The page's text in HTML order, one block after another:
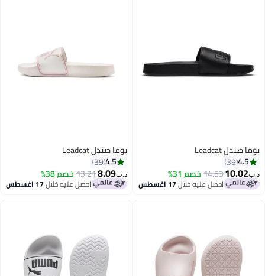
بوما صندل Leadcat
4.5
39
د.ب‏10.02
14.53خصم 31%
احصل عليه خلال17 اغسطس
بوما صندل Leadcat
4.5
39
د.ب‏8.09
13.21خصم 38%
احصل عليه خلال17 اغسطس